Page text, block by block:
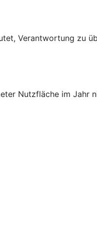
Verantwortung zu
Nutzfläche im Jahr